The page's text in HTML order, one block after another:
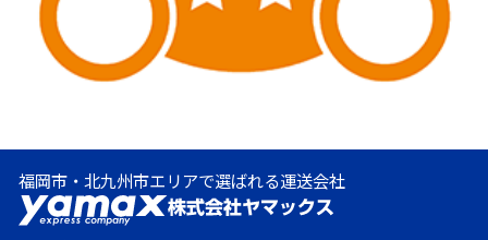
福岡市・北九州市エリアで選ばれる運送会社